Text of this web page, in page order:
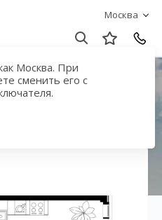
Москва
Москва. При
сменить его с
жилого комплекса